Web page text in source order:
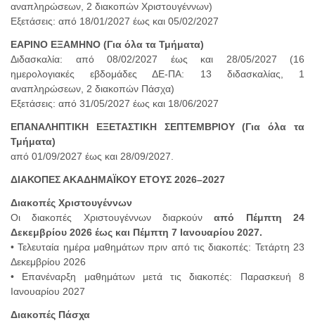
αναπληρώσεων, 2 διακοπών Χριστουγέννων)
Εξετάσεις: από 18/01/2027 έως και 05/02/2027
ΕΑΡΙΝΟ ΕΞΑΜΗΝΟ (Για όλα τα Τμήματα)
Διδασκαλία: από 08/02/2027 έως και 28/05/2027 (16
ημερολογιακές εβδομάδες ΔΕ-ΠΑ: 13 διδασκαλίας, 1
αναπληρώσεων, 2 διακοπών Πάσχα)
Εξετάσεις: από 31/05/2027 έως και 18/06/2027
ΕΠΑΝΑΛΗΠΤΙΚΗ ΕΞΕΤΑΣΤΙΚΗ ΣΕΠΤΕΜΒΡΙΟΥ (Για όλα τα
Τμήματα)
από 01/09/2027 έως και 28/09/2027.
ΔΙΑΚΟΠΕΣ ΑΚΑΔΗΜΑΪΚΟΥ ΕΤΟΥΣ 2026–2027
Διακοπές Χριστουγέννων
Οι διακοπές Χριστουγέννων διαρκούναπό Πέμπτη 24
Δεκεμβρίου 2026 έως και Πέμπτη 7 Ιανουαρίου 2027.
• Τελευταία ημέρα μαθημάτων πριν από τις διακοπές: Τετάρτη 23
Δεκεμβρίου 2026
• Επανέναρξη μαθημάτων μετά τις διακοπές: Παρασκευή 8
Ιανουαρίου 2027
Διακοπές Πάσχα